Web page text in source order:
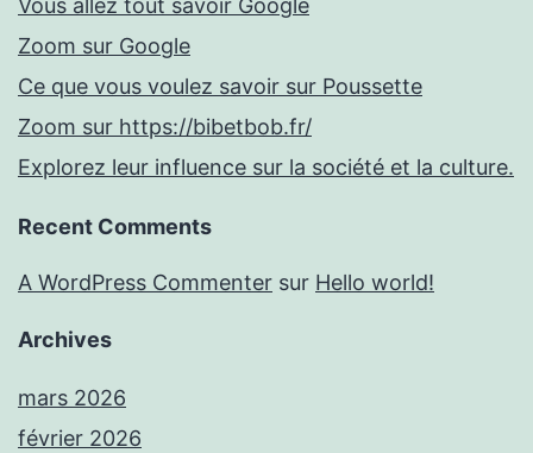
Vous allez tout savoir Google
Zoom sur Google
Ce que vous voulez savoir sur Poussette
Zoom sur https://bibetbob.fr/
Explorez leur influence sur la société et la culture.
Recent Comments
A WordPress Commenter sur Hello world!
Archives
mars 2026
février 2026